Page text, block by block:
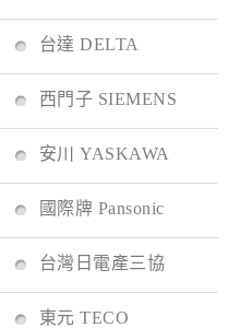
台達 DELTA
西門子 SIEMENS
安川 YASKAWA
國際牌 Pansonic
台灣日電產三協
東元 TECO